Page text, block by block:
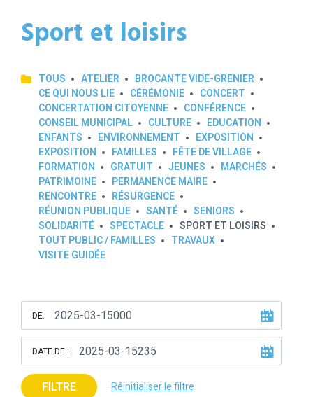
Sport et loisirs
TOUS ATELIER
BROCANTE VIDE-GRENIER
CE QUI NOUS LIE
CÉRÉMONIE
CONCERT
CONCERTATION CITOYENNE
CONFÉRENCE
CONSEIL MUNICIPAL
CULTURE
EDUCATION
ENFANTS
ENVIRONNEMENT
EXPOSITION
EXPOSITION
FAMILLES
FÊTE DE VILLAGE
FORMATION
GRATUIT JEUNES
MARCHÉS
PATRIMOINE
PERMANENCE MAIRE
RENCONTRE
RÉSURGENCE
RÉUNION PUBLIQUE
SANTÉ
SENIORS
SOLIDARITÉ
SPECTACLE
SPORT ET LOISIRS
TOUT PUBLIC / FAMILLES
TRAVAUX
VISITE GUIDÉE
DE:
DATE DE :
FILTRE Réinitialiser le filtre